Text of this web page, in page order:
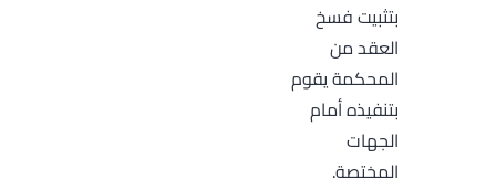
بتثبيت فسخ
العقد من
المحكمة يقوم
بتنفيذه أمام
الجهات
المختصة.